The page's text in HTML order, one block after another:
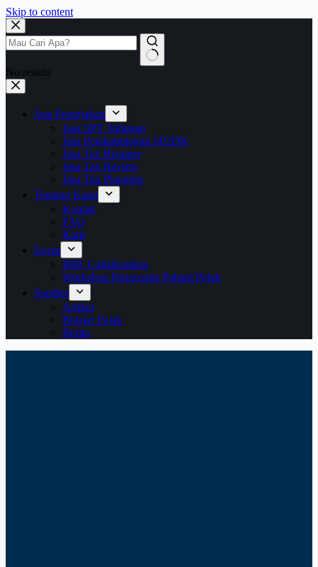
Skip to content
No results
Jasa Perpajakan
Jasa SPT Tahunan
Jasa Pendampingan SP2DK
Jasa Tax Retainer
Jasa Tax Review
Jasa Tax Planning
Tentang Kami
Kontak
FAQ
Karir
Event
BBF Collaboration
Workshop Pengusaha Paham Pajak
Sumber
Artikel
Belajar Pajak
Berita